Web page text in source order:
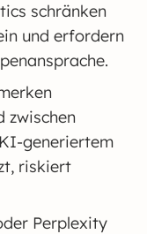
schränken
und erfordern
zwischen
generiertem
riskiert
Perplexity